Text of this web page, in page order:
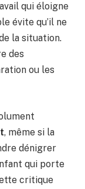
qui éloigne
évite qu’il ne
la situation.
des
ou les
, même si la
dénigrer
qui porte
critique